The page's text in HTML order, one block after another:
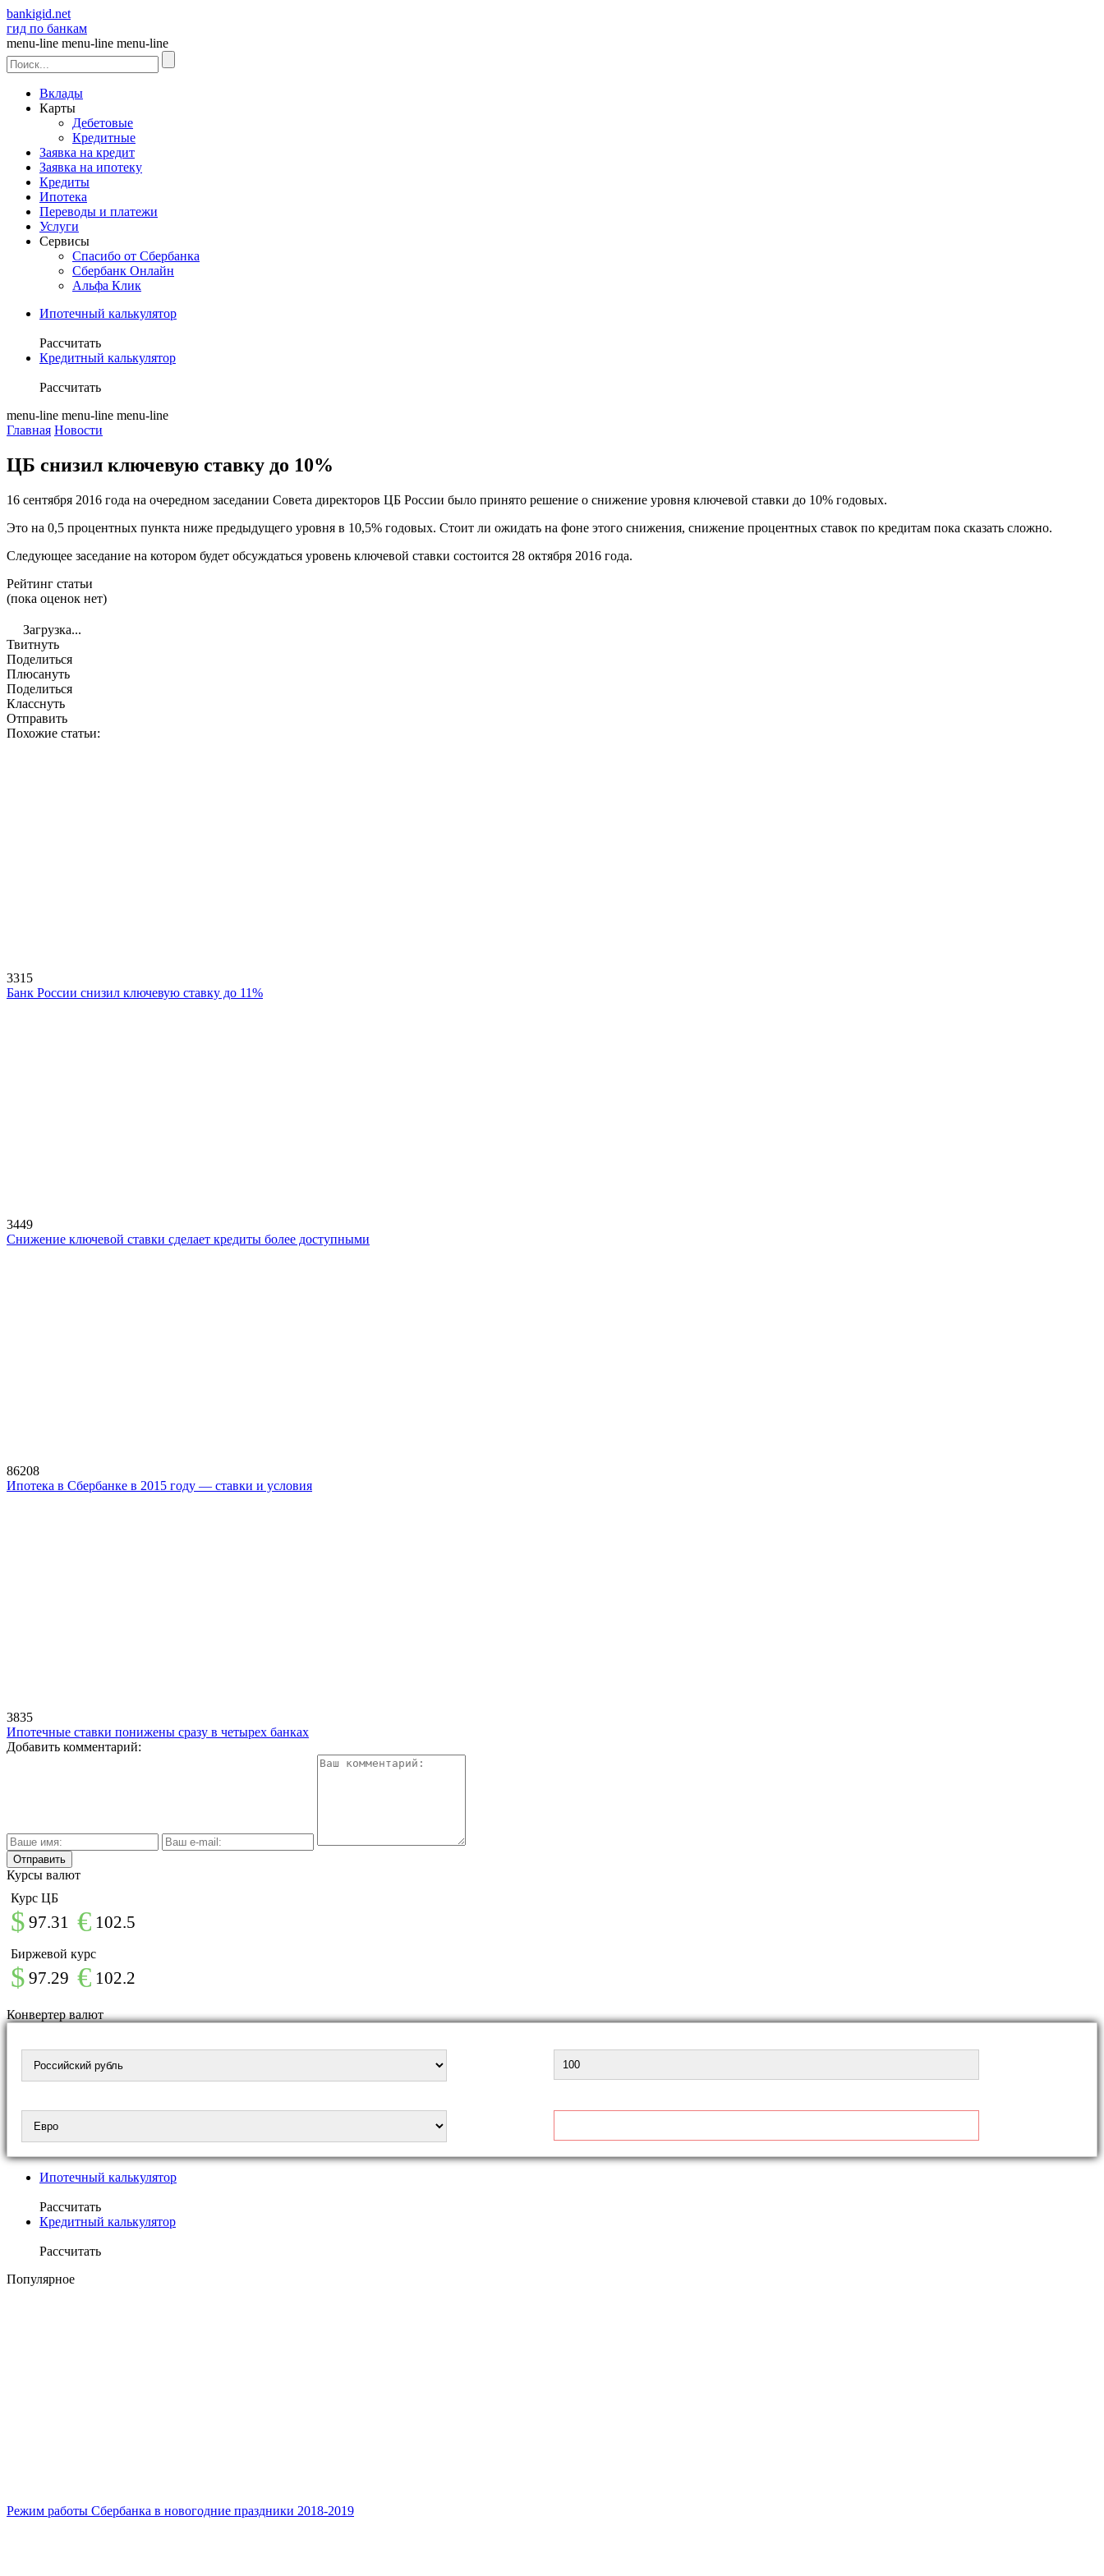
bankigid.net
гид по банкам
menu-line menu-line menu-line
Вклады
Карты
Дебетовые
Кредитные
Заявка на кредит
Заявка на ипотеку
Кредиты
Ипотека
Переводы и платежи
Услуги
Сервисы
Спасибо от Сбербанка
Сбербанк Онлайн
Альфа Клик
Ипотечный калькулятор
Рассчитать
Кредитный калькулятор
Рассчитать
menu-line menu-line menu-line
Главная Новости
ЦБ снизил ключевую ставку до 10%
16 сентября 2016 года на очередном заседании Совета директоров ЦБ России было принято решение о снижение уровня ключевой ставки до 10% годовых.
Это на 0,5 процентных пункта ниже предыдущего уровня в 10,5% годовых. Стоит ли ожидать на фоне этого снижения, снижение процентных ставок по кредитам пока сказать сложно.
Следующее заседание на котором будет обсуждаться уровень ключевой ставки состоится 28 октября 2016 года.
Рейтинг статьи
(пока оценок нет)
Загрузка...
Твитнуть
Поделиться
Плюсануть
Поделиться
Класснуть
Отправить
Похожие статьи:
3315
Банк России снизил ключевую ставку до 11%
3449
Снижение ключевой ставки сделает кредиты более доступными
86208
Ипотека в Сбербанке в 2015 году — ставки и условия
3835
Ипотечные ставки понижены сразу в четырех банках
Добавить комментарий:
Курсы валют
Курс ЦБ
$ 97.31 € 102.5
Биржевой курс
$ 97.29 € 102.2
Конвертер валют
Ипотечный калькулятор
Рассчитать
Кредитный калькулятор
Рассчитать
Популярное
Режим работы Сбербанка в новогодние праздники 2018-2019